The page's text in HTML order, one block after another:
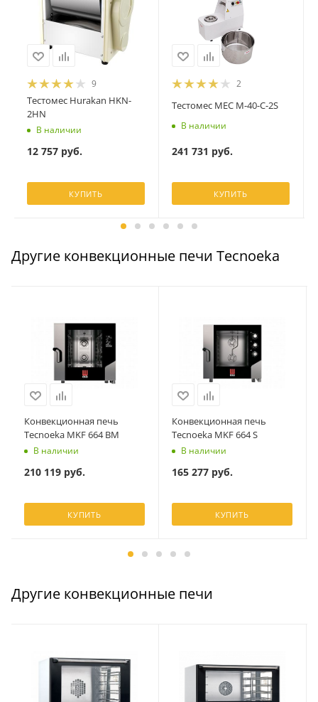
9
Тестомес Hurakan HKN-
2HN
В наличии
12 757руб.
КУПИТЬ
2
Тестомес MEC M-40-C-2S
В наличии
241 731 руб.
КУПИТЬ
Другие конвекционные печи Tecnoeka
Конвекционная печь
Tecnoeka MKF 664 BM
В наличии
210 119руб.
КУПИТЬ
Конвекционная печь
Tecnoeka MKF 664 S
В наличии
165 277руб.
КУПИТЬ
Другие конвекционные печи